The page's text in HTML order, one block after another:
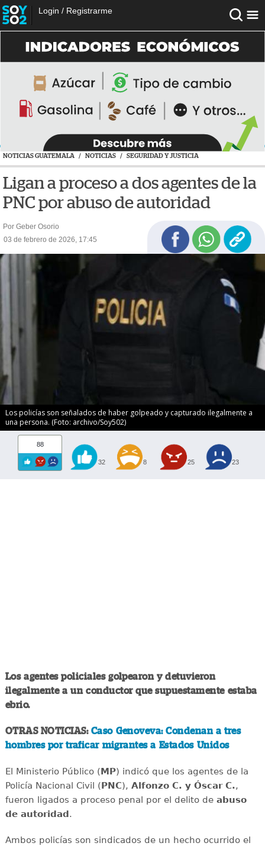
Login / Registrarme
NOTICIAS GUATEMALA / NOTICIAS / SEGURIDAD Y JUSTICIA
Ligan a proceso a dos agentes de la
PNC por abuso de autoridad
Por Geber Osorio
03 de febrero de 2026, 17:45
Los policías son señalados de haber golpeado y capturado ilegalmente a
una persona. (Foto: archivo/Soy502)
88
32 8 25 23
Los agentes policiales golpearon y detuvieron
ilegalmente a un conductor que supuestamente estaba
ebrio.
OTRAS NOTICIAS: Caso Genoveva: Condenan a tres
hombres por traficar migrantes a Estados Unidos
El Ministerio Público (MP) indicó que los agentes de la
Policía Nacional Civil (PNC), Alfonzo C. y Óscar C.,
fueron ligados a proceso penal por el delito de abuso
de autoridad.
Ambos policías son sindicados de un hecho ocurrido el